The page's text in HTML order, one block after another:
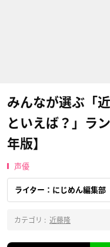
みんなが選ぶ「
といえば？」ラ
年版】
声優
ライター：にじめん編集部
カテゴリ : 近藤隆